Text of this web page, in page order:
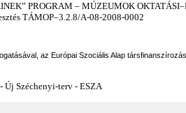
PROGRAM – MÚZEUMOK
TÁMOP–3.2.8/A-08-2008-0002
az Európai Szociális Alap